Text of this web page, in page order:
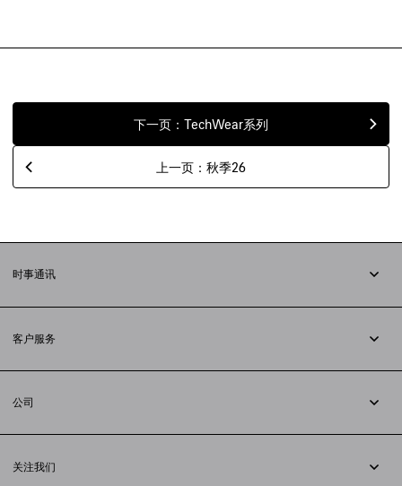
下一页：TechWear系列
上一页：秋季26
时事通讯
客户服务
配送方式
支付
常见问题解答
公司
法律问题
关注我们